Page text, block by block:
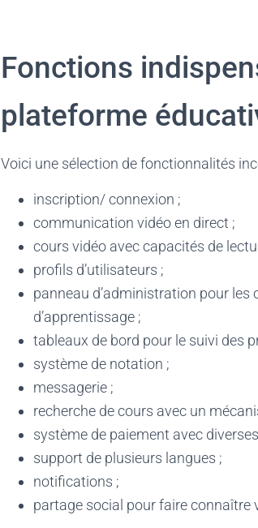
Fonctions
plateforme
Voici une sélection de fonctionnalités
inscription/ connexion ;
communication vidéo en direct ;
cours vidéo avec capacités de
profils d’utilisateurs ;
panneau d’administration pour
d’apprentissage ;
tableaux de bord pour le suivi des
système de notation ;
messagerie ;
recherche de cours avec un
système de paiement avec
support de plusieurs langues ;
notifications ;
partage social pour faire connaître